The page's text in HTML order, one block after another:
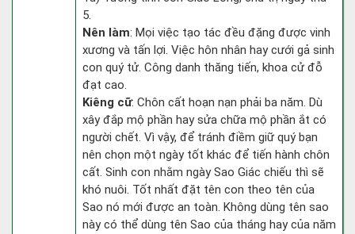
5.
Nên làm: Mọi việc tạo tác đều đặng được vinh
xương và tấn lợi. Việc hôn nhân hay cưới gả sinh
con quý tử. Công danh thăng tiến, khoa cử đỗ
đạt cao.
Kiêng cữ: Chôn cất hoạn nạn phải ba năm. Dù
xây đắp mộ phần hay sửa chữa mộ phần ắt có
người chết. Vì vậy, để tránh điềm giữ quý bạn
nên chọn một ngày tốt khác để tiến hành chôn
cất. Sinh con nhằm ngày Sao Giác chiếu thì sẽ
khó nuôi. Tốt nhất đặt tên con theo tên của
Sao nó mới được an toàn. Không dùng tên sao
này có thể dùng tên Sao của tháng hay của năm